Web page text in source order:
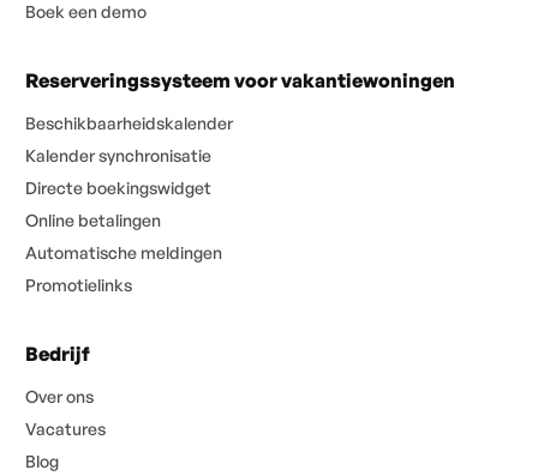
Boek een demo
Reserveringssysteem voor vakantiewoningen
Beschikbaarheidskalender
Kalender synchronisatie
Directe boekingswidget
Online betalingen
Automatische meldingen
Promotielinks
Bedrijf
Over ons
Vacatures
Blog